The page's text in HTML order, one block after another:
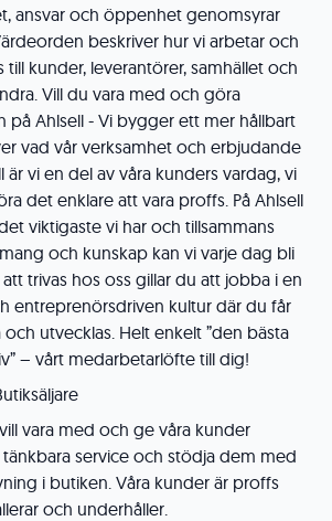
ansvar och öppenhet genomsyrar
beskriver hur vi arbetar och
till kunder, leverantörer, samhället och
Vill du vara med och göra
på Ahlsell - Vi bygger ett mer hållbart
vad vår verksamhet och erbjudande
är vi en del av våra kunders vardag, vi
det enklare att vara proffs. På Ahlsell
viktigaste vi har och tillsammans
och kunskap kan vi varje dag bli
trivas hos oss gillar du att jobba i en
entreprenörsdriven kultur där du får
utvecklas. Helt enkelt ”den bästa
– vårt medarbetarlöfte till dig!
vara med och ge våra kunder
tänkbara service och stödja dem med
i butiken. Våra kunder är proffs
och underhåller.